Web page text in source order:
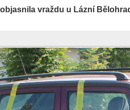
vraždu u Lázní